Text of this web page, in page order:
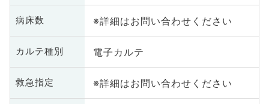
病床数 ※詳細はお問い合わせください
カルテ種別 電子カルテ
救急指定 ※詳細はお問い合わせください